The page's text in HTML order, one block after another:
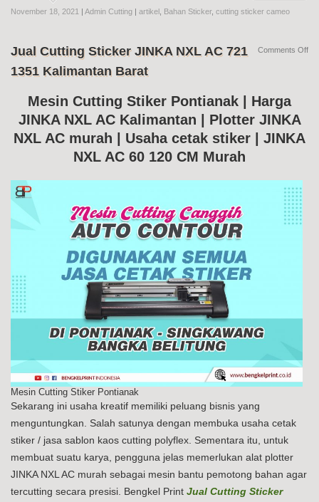
November 18, 2021 | Admin Cutting | artikel Bahan Sticker, cutting sticker cameo
Jual Cutting Sticker JINKA NXL AC 721
1351 Kalimantan Barat
Mesin Cutting Stiker Pontianak | Harga
JINKA NXL AC Kalimantan | Plotter JINKA
NXL AC murah | Usaha cetak stiker | JINKA
NXL AC 60 120 CM Murah
Mesin Cutting Stiker Pontianak
Sekarang ini usaha kreatif memiliki peluang bisnis yang
menguntungkan. Salah satunya dengan membuka usaha cetak
stiker / jasa sablon kaos cutting polyflex. Sementara itu, untuk
membuat suatu karya, pengguna jelas memerlukan alat plotter
JINKA NXL AC murah sebagai mesin bantu pemotong bahan agar
tercutting secara presisi. Bengkel Print Jual Cutting Sticker
Comments Offon